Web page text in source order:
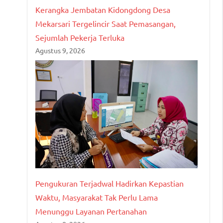
Kerangka Jembatan Kidongdong Desa
Mekarsari Tergelincir Saat Pemasangan,
Sejumlah Pekerja Terluka
Agustus 9, 2026
Pengukuran Terjadwal Hadirkan Kepastian
Waktu, Masyarakat Tak Perlu Lama
Menunggu Layanan Pertanahan